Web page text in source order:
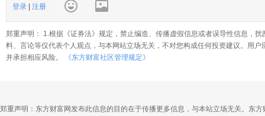
登录 注册
郑重声明： 1.根据《证券法》规定，禁止编造、传播虚假信息或者误导性信息，
料、言论等仅代表个人观点，与本网站立场无关，不对您构成任何投资建议。用
并承担相应风险。
《东方财富社区管理规定》
郑重声明：东方财富网发布此信息的目的在于传播更多信息，与本站立场无关。东